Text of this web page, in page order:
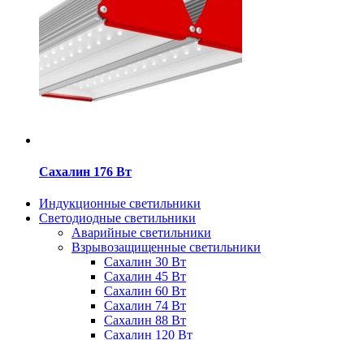
Сахалин 176 Вт
Индукционные светильники
Светодиодные светильники
Аварийные светильники
Взрывозащищенные светильники
Сахалин 30 Вт
Сахалин 45 Вт
Сахалин 60 Вт
Сахалин 74 Вт
Сахалин 88 Вт
Сахалин 120 Вт